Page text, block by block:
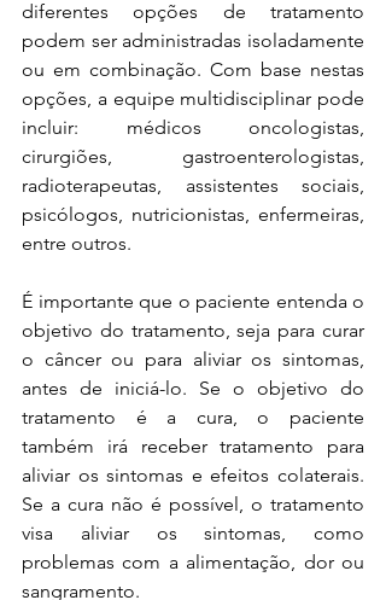
diferentes opções de tratamento
podem ser administradas isoladamente
ou em combinação. Com base nestas
opções, a equipe multidisciplinar pode
incluir: médicos oncologistas,
cirurgiões, gastroenterologistas,
radioterapeutas, assistentes sociais,
psicólogos, nutricionistas, enfermeiras,
entre outros.
É importante que o paciente entenda o
objetivo do tratamento, seja para curar
o câncer ou para aliviar os sintomas,
antes de iniciá-lo. Se o objetivo do
tratamento é a cura, o paciente
também irá receber tratamento para
aliviar os sintomas e efeitos colaterais.
Se a cura não é possível, o tratamento
visa aliviar os sintomas, como
problemas com a alimentação, dor ou
sangramento.